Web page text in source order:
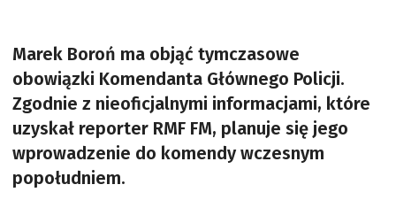
Marek Boroń ma objąć tymczasowe
obowiązki Komendanta Głównego Policji.
Zgodnie z nieoficjalnymi informacjami, które
uzyskał reporter RMF FM, planuje się jego
wprowadzenie do komendy wczesnym
popołudniem.